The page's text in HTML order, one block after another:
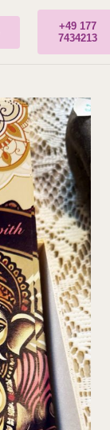
+49 177
7434213